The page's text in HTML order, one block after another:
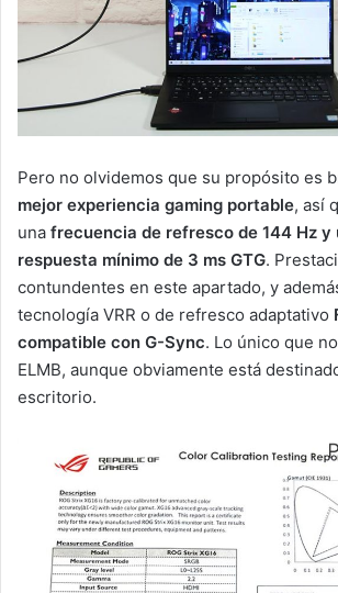
Pero no olvidemos que su propósito es
mejor experiencia gaming portable, así
una frecuencia de refresco de 144 Hz y
respuesta mínimo de 3 ms GTG.
contundentes en este apartado, y
tecnología VRR o de refresco adaptativo
compatible con G-Sync. Lo único que
ELMB, aunque obviamente está
escritorio.